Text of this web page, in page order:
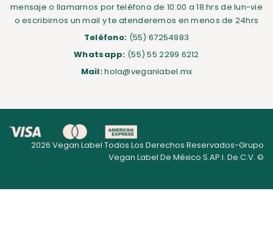
mensaje o llamarnos por teléfono de 10:00 a 18:hrs de lun-vie
o escribirnos un mail y te atenderemos en menos de 24hrs
Teléfono: (55) 67254983
Whatsapp: (55) 55 2299 6212
Mail:hola@veganlabel.mx
2026 Vegan Label Todos Los Derechos Reservados-Grupo
Vegan Label De México S.AP.I. De C.V. ©